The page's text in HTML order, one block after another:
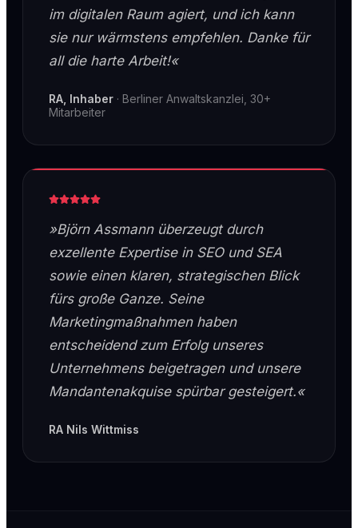
im digitalen Raum agiert, und ich kann
sie nur wärmstens empfehlen. Danke für
all die harte Arbeit!«
RA, Inhaber · Berliner Anwaltskanzlei, 30+
Mitarbeiter
»Björn Assmann überzeugt durch
exzellente Expertise in SEO und SEA
sowie einen klaren, strategischen Blick
fürs große Ganze. Seine
Marketingmaßnahmen haben
entscheidend zum Erfolg unseres
Unternehmens beigetragen und unsere
Mandantenakquise spürbar gesteigert.«
RA Nils Wittmiss